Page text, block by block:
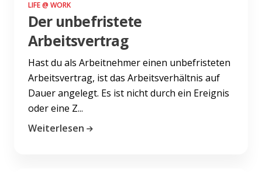
LIFE @ WORK
Der unbefristete
Arbeitsvertrag
Hast du als Arbeitnehmer einen unbefristeten
Arbeitsvertrag, ist das Arbeitsverhältnis auf
Dauer angelegt. Es ist nicht durch ein Ereignis
oder eine Z...
Weiterlesen